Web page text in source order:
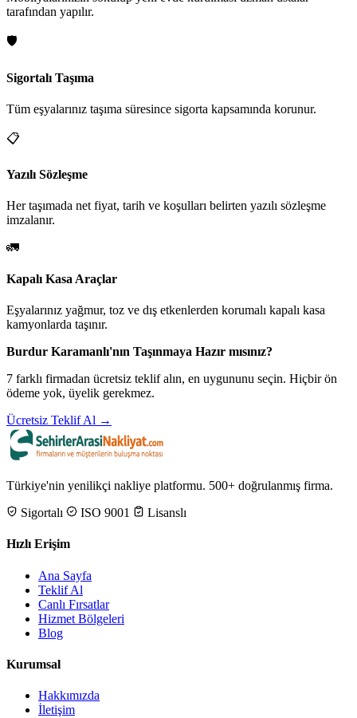
tarafından yapılır.
🛡️
Sigortalı Taşıma
Tüm eşyalarınız taşıma süresince sigorta kapsamında korunur.
📋
Yazılı Sözleşme
Her taşımada net fiyat, tarih ve koşulları belirten yazılı sözleşme
imzalanır.
🚛
Kapalı Kasa Araçlar
Eşyalarınız yağmur, toz ve dış etkenlerden korumalı kapalı kasa
kamyonlarda taşınır.
Burdur Karamanlı'nın Taşınmaya Hazır mısınız?
7 farklı firmadan ücretsiz teklif alın, en uygununu seçin. Hiçbir ön
ödeme yok, üyelik gerekmez.
Ücretsiz Teklif Al →
Türkiye'nin yenilikçi nakliye platformu. 500+ doğrulanmış firma.
Sigortalı
ISO 9001 Lisanslı
Hızlı Erişim
Ana Sayfa
Teklif Al
Canlı Fırsatlar
Hizmet Bölgeleri
Blog
Kurumsal
Hakkımızda
İletişim